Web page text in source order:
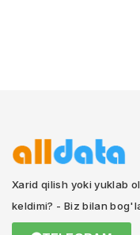
Xarid qilish yoki yuklab
keldimi? - Biz bilan